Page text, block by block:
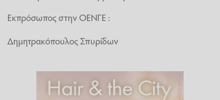
Εκπρόσωπος στην ΟΕΝΓΕ :
Δημητρακόπουλος Σπυρίδων